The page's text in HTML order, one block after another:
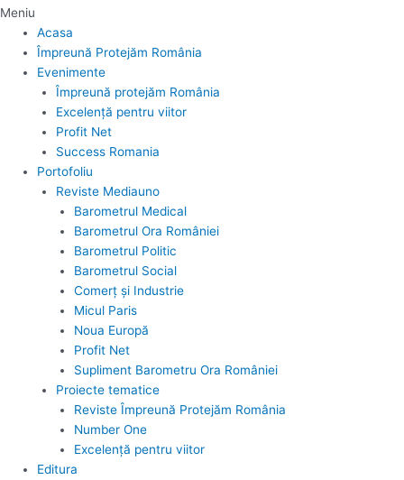
Meniu
Acasa
Împreună Protejăm România
Evenimente
Împreună protejăm România
Excelență pentru viitor
Profit Net
Success Romania
Portofoliu
Reviste Mediauno
Barometrul Medical
Barometrul Ora României
Barometrul Politic
Barometrul Social
Comerț și Industrie
Micul Paris
Noua Europă
Profit Net
Supliment Barometru Ora României
Proiecte tematice
Reviste Împreună Protejăm România
Number One
Excelență pentru viitor
Editura